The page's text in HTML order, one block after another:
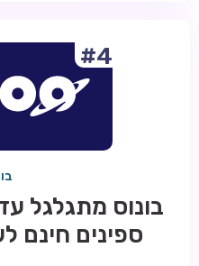
#4
ספינים חינם